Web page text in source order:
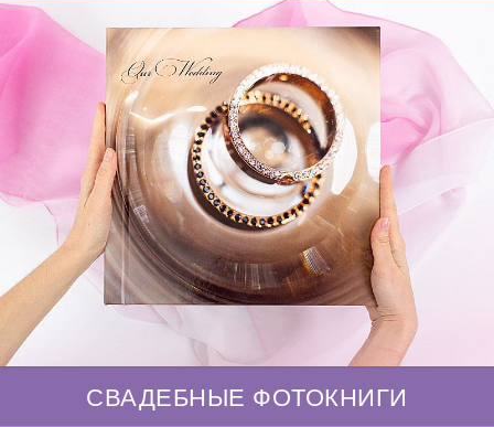
СВАДЕБНЫЕ ФОТОКНИГИ